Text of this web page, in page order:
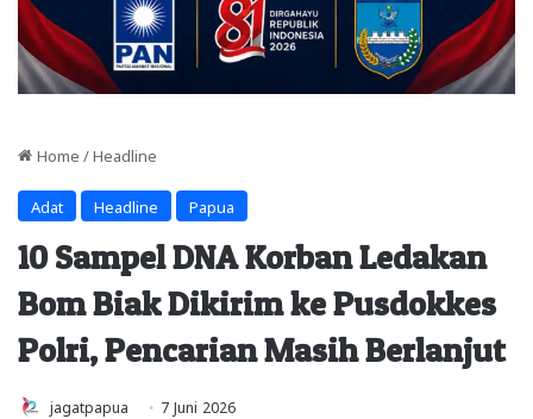
Home / Headline
Adat Headline Papua
10 Sampel DNA Korban Ledakan
Bom Biak Dikirim ke Pusdokkes
Polri, Pencarian Masih Berlanjut
jagatpapua 7 Juni 2026